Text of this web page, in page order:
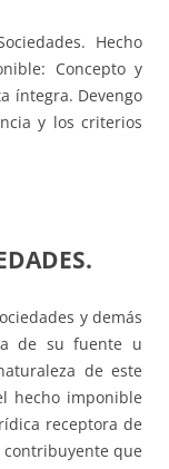
Hecho
Concepto y
íntegra. Devengo
y los criterios
y demás
de su fuente u
de este
hecho imponible
receptora de
que